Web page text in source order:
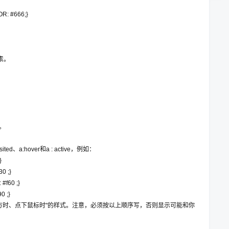
#666;}
、a:hover和a : active，例如：
;}
#f60 ;}
;}
、点下鼠标时"的样式。注意，必须按以上顺序写，否则显示可能和你